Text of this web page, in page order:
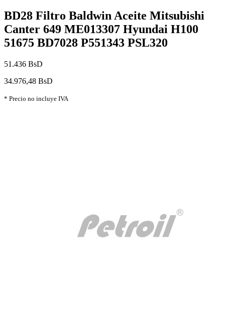
BD28 Filtro Baldwin Aceite Mitsubishi
Canter 649 ME013307 Hyundai H100
51675 BD7028 P551343 PSL320
51.436 BsD
34.976,48 BsD
* Precio no incluye IVA